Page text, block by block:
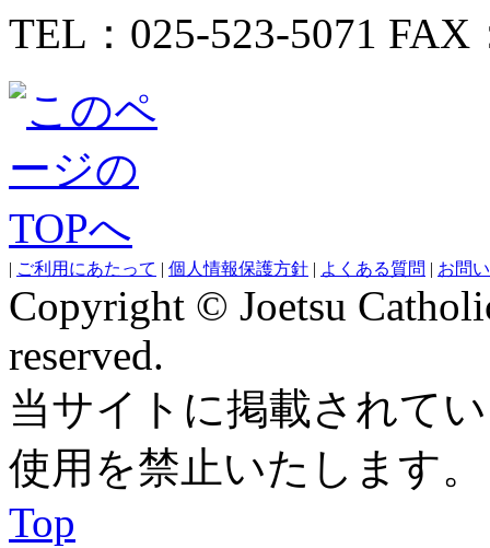
TEL：025-523-5071 FAX
ご利用にあたって 個人情報保護方針 よくある質問 お問
Copyright © Joetsu
reserved.
当サイトに掲載されて
使用を禁止いたします。
Top